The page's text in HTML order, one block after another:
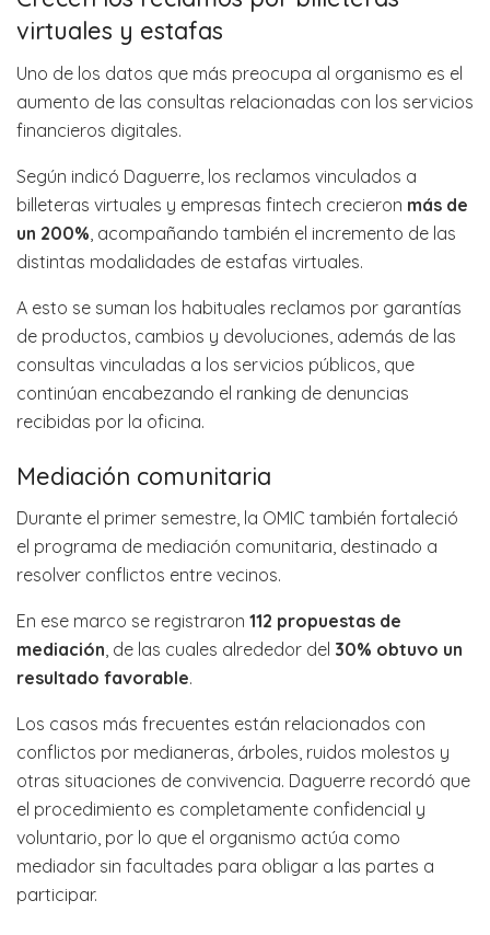
virtuales y estafas
Uno de los datos que más preocupa al organismo es el
aumento de las consultas relacionadas con los servicios
financieros digitales.
Según indicó Daguerre, los reclamos vinculados a
billeteras virtuales y empresas fintech crecieron más de
un 200% , acompañando también el incremento de las
distintas modalidades de estafas virtuales.
A esto se suman los habituales reclamos por garantías
de productos, cambios y devoluciones, además de las
consultas vinculadas a los servicios públicos, que
continúan encabezando el ranking de denuncias
recibidas por la oficina.
Mediación comunitaria
Durante el primer semestre, la OMIC también fortaleció
el programa de mediación comunitaria, destinado a
resolver conflictos entre vecinos.
En ese marco se registraron 112 propuestas de
mediación, de las cuales alrededor del 30% obtuvo un
resultado favorable.
Los casos más frecuentes están relacionados con
conflictos por medianeras, árboles, ruidos molestos y
otras situaciones de convivencia. Daguerre recordó que
el procedimiento es completamente confidencial y
voluntario, por lo que el organismo actúa como
mediador sin facultades para obligar a las partes a
participar.